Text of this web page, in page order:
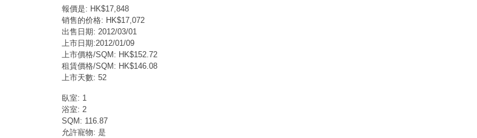
報價是: HK$17,848
销售的价格: HK$17,072
出售日期: 2012/03/01
上市日期:2012/01/09
上市價格/SQM: HK$152.72
租賃價格/SQM: HK$146.08
上市天數: 52
臥室: 1
浴室: 2
SQM: 116.87
允許寵物: 是